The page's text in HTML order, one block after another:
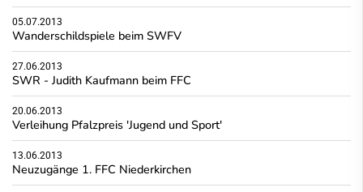
05.07.2013
Wanderschildspiele beim SWFV
27.06.2013
SWR - Judith Kaufmann beim FFC
20.06.2013
Verleihung Pfalzpreis 'Jugend und Sport'
13.06.2013
Neuzugänge 1. FFC Niederkirchen